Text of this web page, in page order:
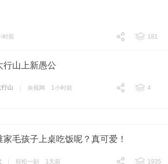
时前
181
行山上新愚公
行山 央视网 1小时前
4
毛孩子上桌吃饭呢？真可爱！
轻松一刻 1天前 1935